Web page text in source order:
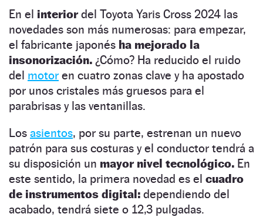
En el interiordel Toyota Yaris Cross 2024 las
novedades son más numerosas: para empezar,
el fabricante japonés ha mejorado la
insonorización. ¿Cómo? Ha reducido el ruido
del motor en cuatro zonas clave y ha apostado
por unos cristales más gruesos para el
parabrisas y las ventanillas.
Los asientos, por su parte, estrenan un nuevo
patrón para sus costuras y el conductor tendrá a
su disposición un mayor nivel tecnológico. En
este sentido, la primera novedad es el cuadro
de instrumentos digital: dependiendo del
acabado, tendrá siete o 12,3 pulgadas.